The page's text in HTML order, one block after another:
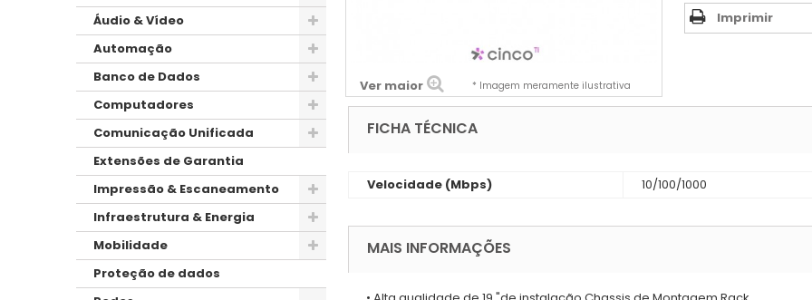
Áudio & Vídeo
Automação
Banco de Dados
Computadores
Comunicação Unificada
Extensões de Garantia
Impressão & Escaneamento
Infraestrutura & Energia
Mobilidade
Proteção de dados
Ver maior * Imagem meramente ilustrativa
Imprimir
FICHA TÉCNICA
Velocidade (Mbps) 10/100/1000
MAIS INFORMAÇÕES